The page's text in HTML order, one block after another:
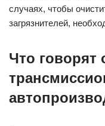
случаях, чтобы
загрязнителей,
Что говорят